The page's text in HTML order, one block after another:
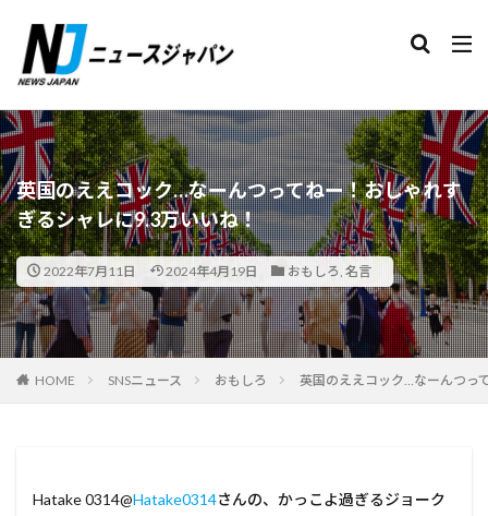
英国のええコック…なーんつってねー！おしゃれす
ぎるシャレに9.3万いいね！
2022年7月11日 2024年4月19日 おもしろ, 名言
HOME SNSニュース おもしろ 英国のええコック…なーんつっ
Hatake 0314@Hatake0314さんの、かっこよ過ぎるジョーク
検索